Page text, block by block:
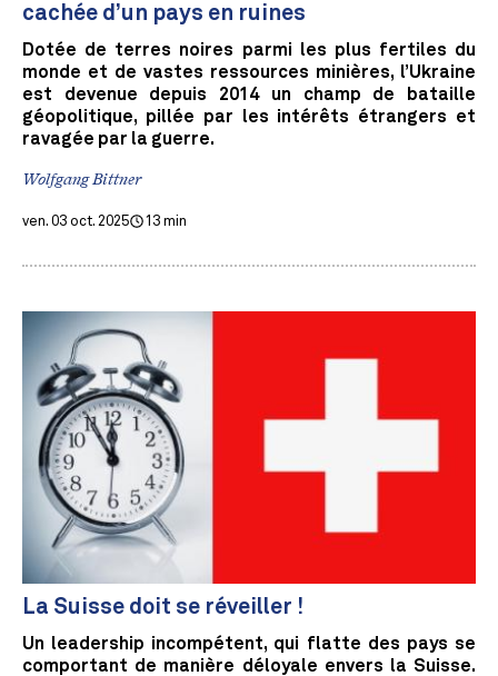
cachée d’un pays en ruines
Dotée de terres noires parmi les plus fertiles du
monde et de vastes ressources minières, l’Ukraine
est devenue depuis 2014 un champ de bataille
géopolitique, pillée par les intérêts étrangers et
ravagée par la guerre.
Wolfgang Bittner
ven. 03 oct. 2025 13 min
La Suisse doit se réveiller !
Un leadership incompétent, qui flatte des pays se
comportant de manière déloyale envers la Suisse.